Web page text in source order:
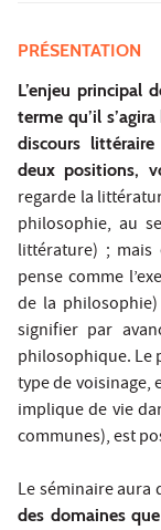
PRÉSENTATION
L’enjeu principal
terme qu’il
discours
deux positions,
regarde la
philosophie, au
littérature) ;
pense comme
de la
signifier par
philosophique. Le
type de voisinage,
implique de vie
communes), est
Le séminaire
des domaines